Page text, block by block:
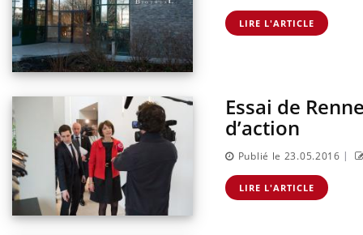
LIRE L'ARTICLE
Essai de
d’action
Publié le 23.05.2016 |
LIRE L'ARTICLE
les
?
:
en plus
Chikungunya, dengue,
West Nile : que se passe-t-
il dans le sud de la France ?
Les médicaments GLP-1
protègent-ils aussi les os ?